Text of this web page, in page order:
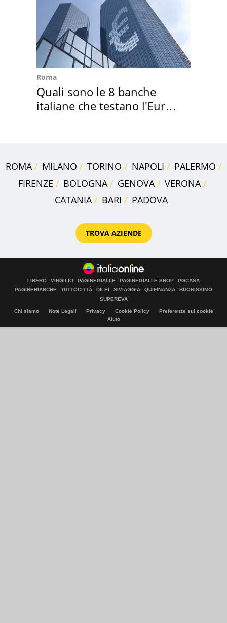
Roma
Quali sono le 8 banche
italiane che testano l'Euro
ROMA MILANO TORINO NAPOLI
PALERMO
FIRENZE
BOLOGNA GENOVA
VERONA
CATANIA
BARI PADOVA
TROVA AZIENDE
LIBERO VIRGILIO PAGINEGIALLE PAGINEGIALLE SHOP
PGCASA
PAGINEBIANCHE
TUTTOCITTÀ DILEI SIVIAGGIA QUIFINANZA
BUONISSIMO
SUPEREVA
Chi siamo Note Legali Privacy Cookie Policy
Preferenze sui cookie
Aiuto